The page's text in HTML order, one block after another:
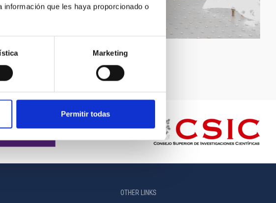
que les haya proporcionado o
Marketing
Permitir todas
OTHER LINKS